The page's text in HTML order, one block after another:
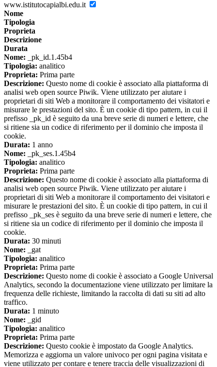
www.istitutocapialbi.edu.it
Nome
Tipologia
Proprieta
Descrizione
Durata
Nome: _pk_id.1.45b4
Tipologia: analitico
Proprieta: Prima parte
Descrizione: Questo nome di cookie è associato alla piattaforma di
analisi web open source Piwik. Viene utilizzato per aiutare i
proprietari di siti Web a monitorare il comportamento dei visitatori e
misurare le prestazioni del sito. È un cookie di tipo pattern, in cui il
prefisso _pk_id è seguito da una breve serie di numeri e lettere, che
si ritiene sia un codice di riferimento per il dominio che imposta il
cookie.
Durata: 1 anno
Nome: _pk_ses.1.45b4
Tipologia: analitico
Proprieta: Prima parte
Descrizione: Questo nome di cookie è associato alla piattaforma di
analisi web open source Piwik. Viene utilizzato per aiutare i
proprietari di siti Web a monitorare il comportamento dei visitatori e
misurare le prestazioni del sito. È un cookie di tipo pattern, in cui il
prefisso _pk_ses è seguito da una breve serie di numeri e lettere, che
si ritiene sia un codice di riferimento per il dominio che imposta il
cookie.
Durata: 30 minuti
Nome: _gat
Tipologia: analitico
Proprieta: Prima parte
Descrizione: Questo nome di cookie è associato a Google Universal
Analytics, secondo la documentazione viene utilizzato per limitare la
frequenza delle richieste, limitando la raccolta di dati su siti ad alto
traffico.
Durata: 1 minuto
Nome: _gid
Tipologia: analitico
Proprieta: Prima parte
Descrizione: Questo cookie è impostato da Google Analytics.
Memorizza e aggiorna un valore univoco per ogni pagina visitata e
viene utilizzato per contare e tenere traccia delle visualizzazioni di